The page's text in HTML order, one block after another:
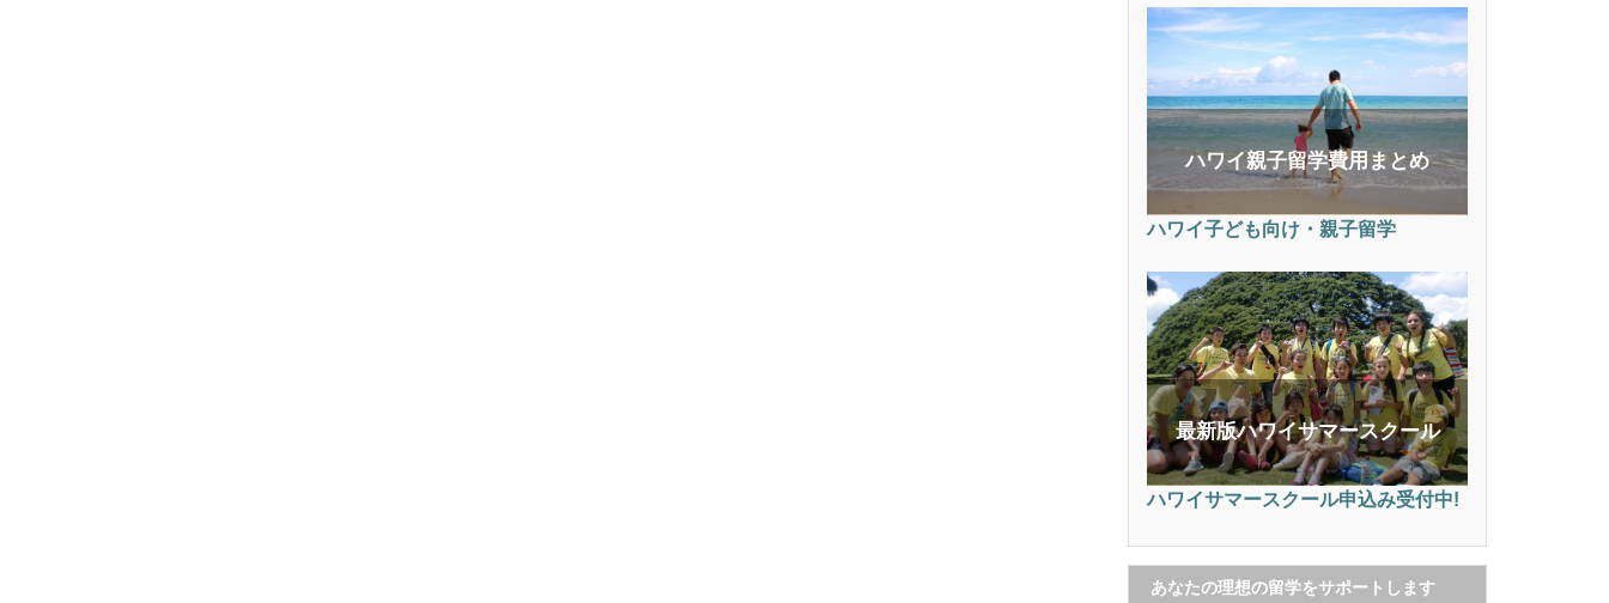
ハワイ親子留学費用まとめ
ハワイ子ども向け・親子留学
最新版ハワイサマースクール
ハワイサマースクール申込み受付中!
あなたの理想の留学をサポートします